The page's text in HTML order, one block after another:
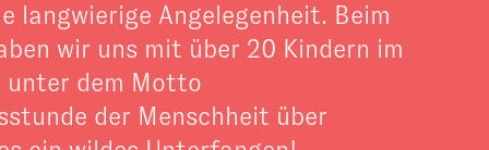
langwierige Angelegenheit. Beim
wir uns mit über 20 Kindern im
unter dem Motto
der Menschheit über